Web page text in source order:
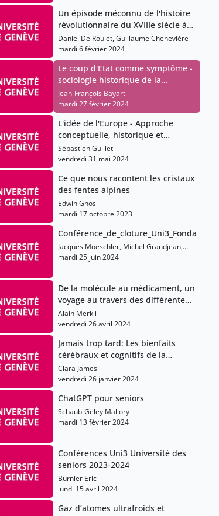
Un épisode méconnu de l'histoire
révolutionnaire du XVIIIe siècle à
Genève et en France.
Daniel De Roulet, Guillaume Chenevière
mardi 6 février 2024
Le coup d'Etat comme symptôme -
sociologie historique de la
révoltuion conservatrice en
Afrique
Jean-François Bayart
mardi 27 février 2024
L'idée de l'Europe - Approche
conceptuelle, historique et
perpectives contemporaines
Sébastien Guillet
vendredi 31 mai 2024
Ce que nous racontent les cristaux
des fentes alpines
Edwin Gnos
mardi 17 octobre 2023
Jacques Moeschler, Michel Grandjean,
Thierry Rochat, Louis Loutan, Daniel De
Yves Badillo, Christian Lovis, Pascal
Gygax, Thierry Davila, Fabrice Teroni,
François Ferrero, Luka Nerima, Clara
James, Thierry Giamarchi, Alain Merkli,
Liermier, Edwin Gnos, Edward Bizub,
Mayte Garcia, Jean Michel Wissmer, Yves
Beyeler, Claudine Sauvain-Dugerdil,
Laurence De Chambrier, Pierre
Hollmueller, Apoline Saucy, Schaub-Geley
Mallory, François Forel, Burnier Eric
mardi 25 juin 2024
De la molécule au médicament, un
voyage au travers des différentes
étapes de développement
Alain Merkli
vendredi 26 avril 2024
Jamais trop tard: Les bienfaits
cérébraux et cognitifs de la
formation musicale durant le
vieillissement normal
Clara James
vendredi 26 janvier 2024
ChatGPT pour seniors
Schaub-Geley Mallory
mardi 13 février 2024
Conférences Uni3 Université des
seniors 2023-2024
Burnier Eric
lundi 15 avril 2024
Gaz d’atomes ultrafroids et